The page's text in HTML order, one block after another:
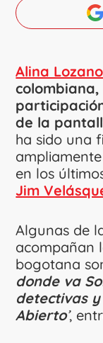
Alina Lozano
de la
ha sido una
en los
Jim
Algunas de
acompañan
bogotana
donde va
detectivas y
Abierto’,